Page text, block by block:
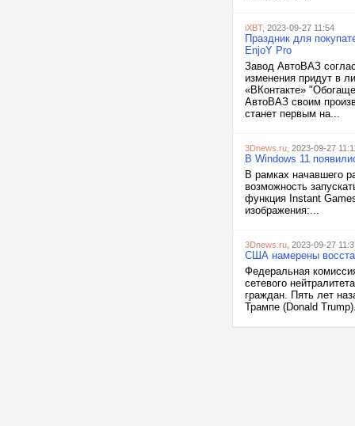
iXBT, 2023-09-27 11:54
Праздник для
EnjoY Pro
Завод АвтоВАЗ
изменения придут в
«ВКонтакте»
АвтоВАЗ своим
станет первым на...
3Dnews.ru , 2023-09-27
В Windows 11
В рамках начавшего
возможность
функция Instant
изображения:...
3Dnews.ru , 2023-09-27
США намерены
Федеральная
сетевого
граждан. Пять лет
Трампе (Donald